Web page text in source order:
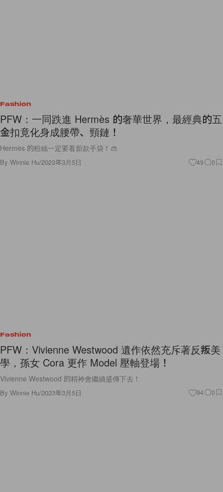
Fashion
PFW：一同跌進 Hermès 的奢華世界，最經典的五
金扣竟化身成腰帶、頸鏈！
Hermès 的粉絲一定要看新款手袋！👜
By Winnie Hu/2023年3月5日 49 0
Fashion
PFW：Vivienne Westwood 遺作依然充斥著反叛美
學，孫女 Cora 更作 Model 壓軸登場！
Vivienne Westwood 的精神會繼續盛傳下去！
By Winnie Hu/2023年3月5日 94 0